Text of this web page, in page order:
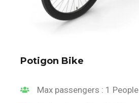
Potigon Bike
Max passengers : 1 People